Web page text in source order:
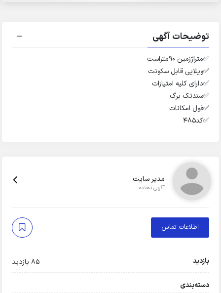
توضیحات آگهی
✅️متراژزمین ۹۰متراست
✅️ویلایی قابل سکونت
✅️دارای کلیه امتیازات
✅️سندتک برگ
✅️فول امکانات
✅️کد۴۸۵
مدیر سایت
آگهی دهنده
اطلاعات تماس
بازدید 85 بازدید
دسته‌بندی